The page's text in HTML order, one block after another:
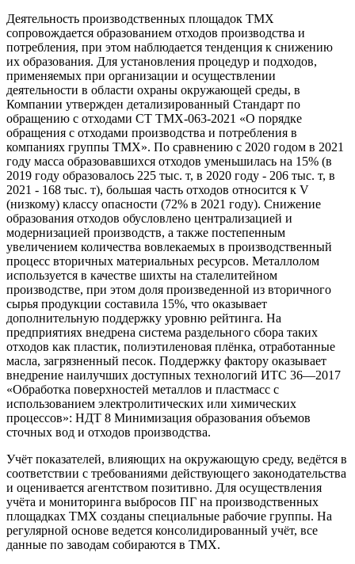
Деятельность производственных площадок ТМХ
сопровождается образованием отходов производства и
потребления, при этом наблюдается тенденция к снижению
их образования. Для установления процедур и подходов,
применяемых при организации и осуществлении
деятельности в области охраны окружающей среды, в
Компании утвержден детализированный Стандарт по
обращению с отходами СТ ТМХ-063-2021 «О порядке
обращения с отходами производства и потребления в
компаниях группы ТМХ». По сравнению с 2020 годом в 2021
году масса образовавшихся отходов уменьшилась на 15% (в
2019 году образовалось 225 тыс. т, в 2020 году - 206 тыс. т, в
2021 - 168 тыс. т), большая часть отходов относится к V
(низкому) классу опасности (72% в 2021 году). Снижение
образования отходов обусловлено централизацией и
модернизацией производств, а также постепенным
увеличением количества вовлекаемых в производственный
процесс вторичных материальных ресурсов. Металлолом
используется в качестве шихты на сталелитейном
производстве, при этом доля произведенной из вторичного
сырья продукции составила 15%, что оказывает
дополнительную поддержку уровню рейтинга. На
предприятиях внедрена система раздельного сбора таких
отходов как пластик, полиэтиленовая плёнка, отработанные
масла, загрязненный песок. Поддержку фактору оказывает
внедрение наилучших доступных технологий ИТС 36—2017
«Обработка поверхностей металлов и пластмасс с
использованием электролитических или химических
процессов»: НДТ 8 Минимизация образования объемов
сточных вод и отходов производства.
Учёт показателей, влияющих на окружающую среду, ведётся в
соответствии с требованиями действующего законодательства
и оценивается агентством позитивно. Для осуществления
учёта и мониторинга выбросов ПГ на производственных
площадках ТМХ созданы специальные рабочие группы. На
регулярной основе ведется консолидированный учёт, все
данные по заводам собираются в ТМХ.